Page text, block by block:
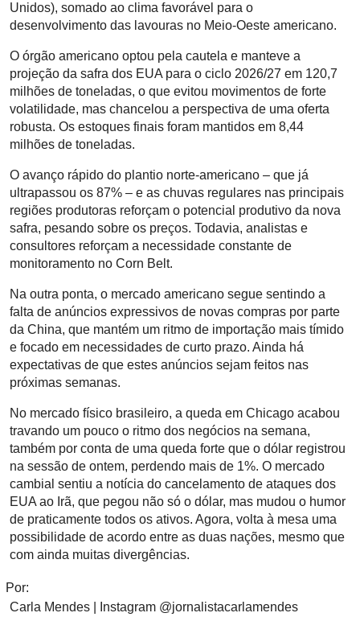
Unidos), somado ao clima favorável para o
desenvolvimento das lavouras no Meio-Oeste americano.
O órgão americano optou pela cautela e manteve a
projeção da safra dos EUA para o ciclo 2026/27 em 120,7
milhões de toneladas, o que evitou movimentos de forte
volatilidade, mas chancelou a perspectiva de uma oferta
robusta. Os estoques finais foram mantidos em 8,44
milhões de toneladas.
O avanço rápido do plantio norte-americano – que já
ultrapassou os 87% – e as chuvas regulares nas principais
regiões produtoras reforçam o potencial produtivo da nova
safra, pesando sobre os preços. Todavia, analistas e
consultores reforçam a necessidade constante de
monitoramento no Corn Belt.
Na outra ponta, o mercado americano segue sentindo a
falta de anúncios expressivos de novas compras por parte
da China, que mantém um ritmo de importação mais tímido
e focado em necessidades de curto prazo. Ainda há
expectativas de que estes anúncios sejam feitos nas
próximas semanas.
No mercado físico brasileiro, a queda em Chicago acabou
travando um pouco o ritmo dos negócios na semana,
também por conta de uma queda forte que o dólar registrou
na sessão de ontem, perdendo mais de 1%. O mercado
cambial sentiu a notícia do cancelamento de ataques dos
EUA ao Irã, que pegou não só o dólar, mas mudou o humor
de praticamente todos os ativos. Agora, volta à mesa uma
possibilidade de acordo entre as duas nações, mesmo que
com ainda muitas divergências.
Por:
Carla Mendes | Instagram @jornalistacarlamendes